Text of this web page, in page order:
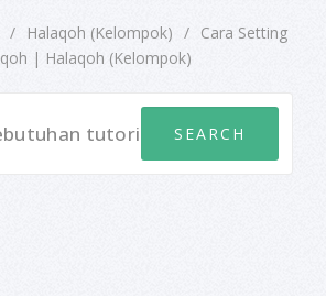
/ Halaqoh (Kelompok) /
Cara Setting
| Halaqoh (Kelompok)